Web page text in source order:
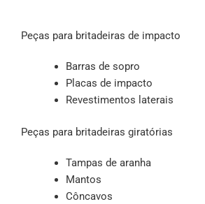
Peças para britadeiras de impacto
Barras de sopro
Placas de impacto
Revestimentos laterais
Peças para britadeiras giratórias
Tampas de aranha
Mantos
Côncavos